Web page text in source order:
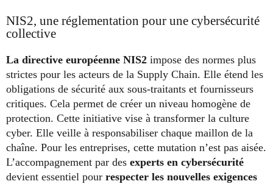
NIS2, une réglementation pour une cybersécurité
collective
La directive européenne NIS2 impose des normes plus
strictes pour les acteurs de la Supply Chain. Elle étend les
obligations de sécurité aux sous-traitants et fournisseurs
critiques. Cela permet de créer un niveau homogène de
protection. Cette initiative vise à transformer la culture
cyber. Elle veille à responsabiliser chaque maillon de la
chaîne. Pour les entreprises, cette mutation n’est pas aisée.
L’accompagnement par des experts en cybersécurité
devient essentiel pour respecter les nouvelles exigences